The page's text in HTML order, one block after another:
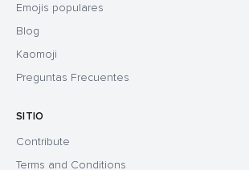
Emojis populares
Blog
Kaomoji
Preguntas Frecuentes
SITIO
Contribute
Terms and Conditions